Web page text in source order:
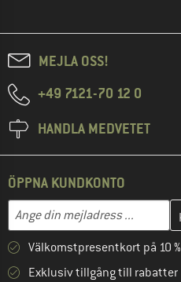
MEJLA OSS!
+49 7121-70 12 0
HANDLA MEDVETET
ÖPPNA KUNDKONTO
Mejladress
Skriv in din e-postadress här
Välkomstpresentkort på 10
Exklusiv tillgång till rabatter